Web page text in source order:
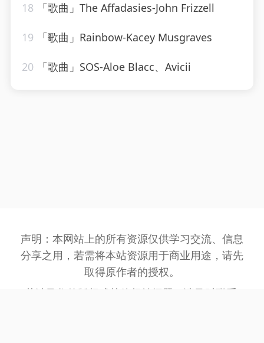
18 「歌曲」The Affadasies-John Frizzell
19 「歌曲」Rainbow-Kacey Musgraves
20 「歌曲」SOS-Aloe Blacc、Avicii
声明：本网站上的所有资源仅供学习交流、信息
分享之用，若需将本站资源用于商业用途，请先
取得原作者的授权。
若涉及您的版权或其他权益问题，请及时联系: